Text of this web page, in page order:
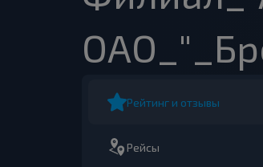
Рейтинг и отзывы
Рейсы